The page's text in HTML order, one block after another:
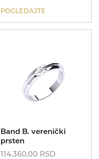
POGLEDAJTE
Band B. verenički
prsten
114.360,00 RSD